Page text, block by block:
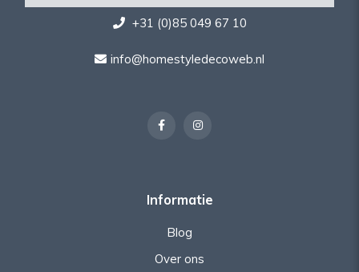
+31 (0)85 049 67 10
info@homestyledecoweb.nl
Informatie
Blog
Over ons